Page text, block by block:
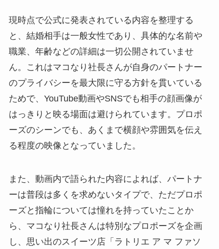
現時点で公式に発表されている内容を整理する
と、結婚相手は一般女性であり、具体的な名前や
職業、年齢などの詳細は一切公開されていませ
ん。これはマコなり社長さんが自身のパートナー
のプライバシーを最大限に守る方針を貫いている
ためで、YouTube動画やSNSでも相手の顔画像が
はっきりと映る場面は避けられています。プロポ
ーズのシーンでも、あくまで横顔や雰囲気を伝え
る程度の映像となっていました。
また、動画内で語られた内容によれば、パートナ
ーは普段は多くを求めないタイプで、ただプロポ
ーズと指輪については憧れを持っていたことか
ら、マコなり社長さんは特別なプロポーズを企画
し、思い出のスイーツ店「ラトリエ ア マ ファソ